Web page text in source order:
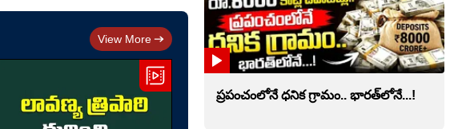
View More
ప్రపంచంలోనే ధనిక గ్రామం.. భారత్‌లోనే...!